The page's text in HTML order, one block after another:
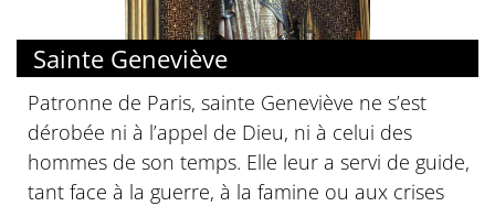
Sainte Geneviève
Patronne de Paris, sainte Geneviève ne s’est
dérobée ni à l’appel de Dieu, ni à celui des
hommes de son temps. Elle leur a servi de guide,
tant face à la guerre, à la famine ou aux crises